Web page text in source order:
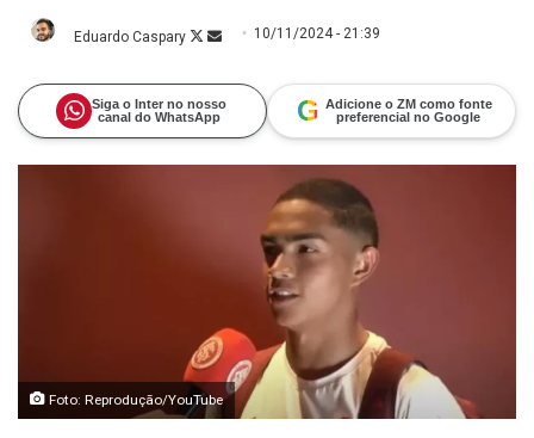
Eduardo Caspary FollowMande
10/11/2024 - 21:39
Siga o Inter no nosso
canal do WhatsApp
G Adicione o ZM como fonte
preferencial no Google
Foto: Reprodução/YouTube